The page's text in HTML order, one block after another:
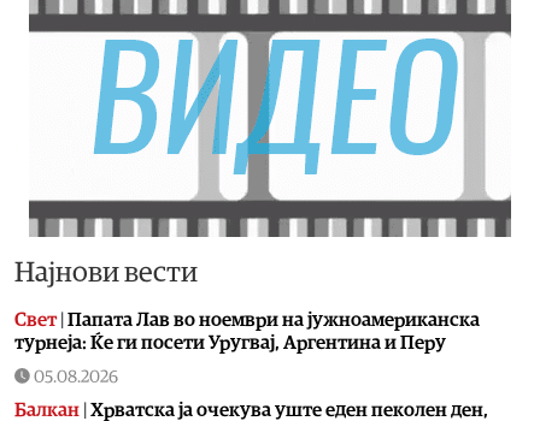
Најнови вести
Свет| Папата Лав во ноември на јужноамериканска
турнеја: Ќе ги посети Уругвај, Аргентина и Перу
05.08.2026
Балкан Хрватска ја очекува уште еден пеколен ден,